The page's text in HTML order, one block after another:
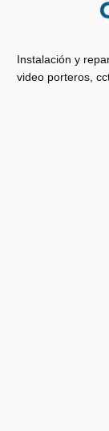
Instalación y
video porteros,